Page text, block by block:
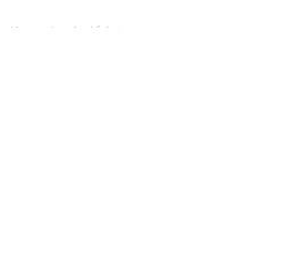
サーバーをダウンロー